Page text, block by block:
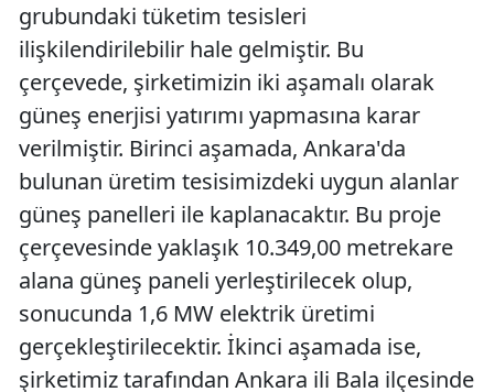
grubundaki tüketim tesisleri
ilişkilendirilebilir hale gelmiştir. Bu
çerçevede, şirketimizin iki aşamalı olarak
güneş enerjisi yatırımı yapmasına karar
verilmiştir. Birinci aşamada, Ankara'da
bulunan üretim tesisimizdeki uygun alanlar
güneş panelleri ile kaplanacaktır. Bu proje
çerçevesinde yaklaşık 10.349,00 metrekare
alana güneş paneli yerleştirilecek olup,
sonucunda 1,6 MW elektrik üretimi
gerçekleştirilecektir. İkinci aşamada ise,
şirketimiz tarafından Ankara ili Bala ilçesinde